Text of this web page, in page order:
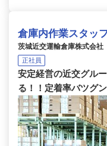
倉庫内作業スタッ
茨城近交運輸倉庫株式会
正社員
安定経営の近交グル
る！！定着率バツグ